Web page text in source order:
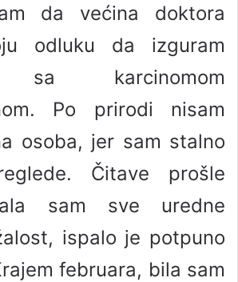
da većina doktora
odluku da izguram
sa karcinomom
Po prirodi nisam
osoba, jer sam stalno
Čitave prošle
sam sve uredne
ispalo je potpuno
februara, bila sam